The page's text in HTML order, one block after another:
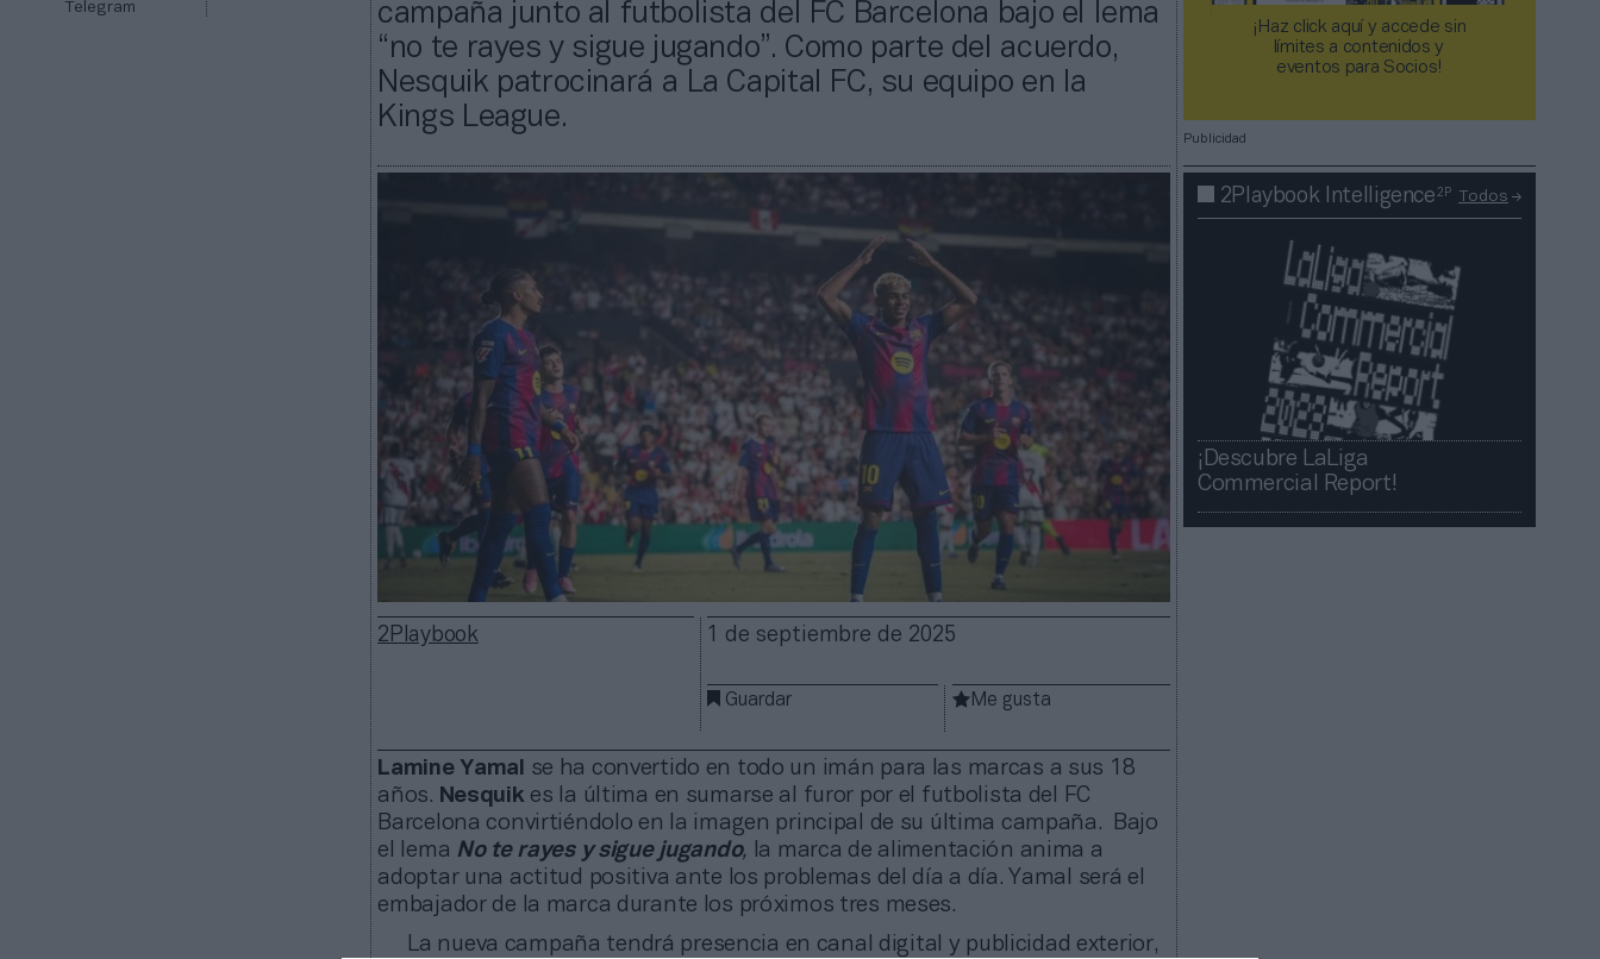
Telegram
campaña junto al futbolista del FC Barcelona bajo el lema
“no te rayes y sigue jugando”. Como parte del acuerdo,
Nesquik patrocinará a La Capital FC, su equipo en la
Kings League.
2Playbook 1 de septiembre de 2025
Guardar Me gusta
Lamine Yamal se ha convertido en todo un imán para las marcas a sus 18
años. Nesquikes la última en sumarse al furor por el futbolista del FC
Barcelona convirtiéndolo en la imagen principal de su última campaña. Bajo
el lema No te rayes y sigue jugando,
la marca de alimentación anima a
adoptar una actitud positiva ante los problemas del día a día. Yamal será el
embajador de la marca durante los próximos tres meses.
La nueva campaña tendrá presencia en canal digital y publicidad exterior,
¡Haz click aquí y accede sin
límites a contenidos y
eventos para Socios!​​​​​​​
Publicidad
2Playbook Intelligence2P Todos
¡Descubre LaLiga
Commercial Report!​​